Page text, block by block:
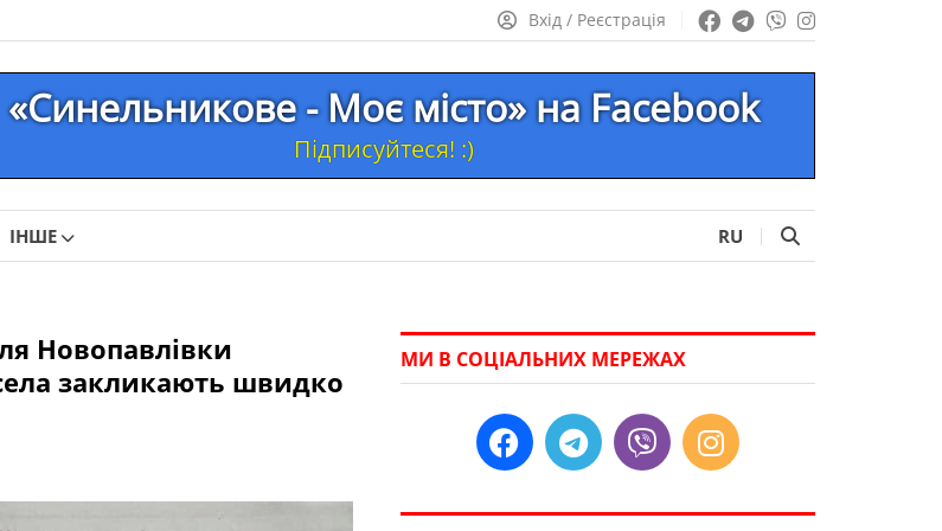
Вхід / Реєстрація
«Синельникове - Моє місто» на Facebook
Підписуйтеся! :)
ІНШЕ RU
Новопавлівки
закликають швидко
МИ В СОЦІАЛЬНИХ МЕРЕЖАХ